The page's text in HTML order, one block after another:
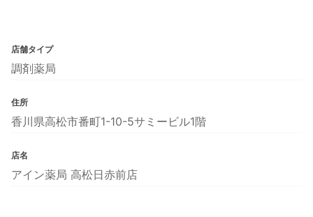
店舗タイプ
調剤薬局
住所
香川県高松市番町1-10-5サミービル1階
店名
アイン薬局 高松日赤前店